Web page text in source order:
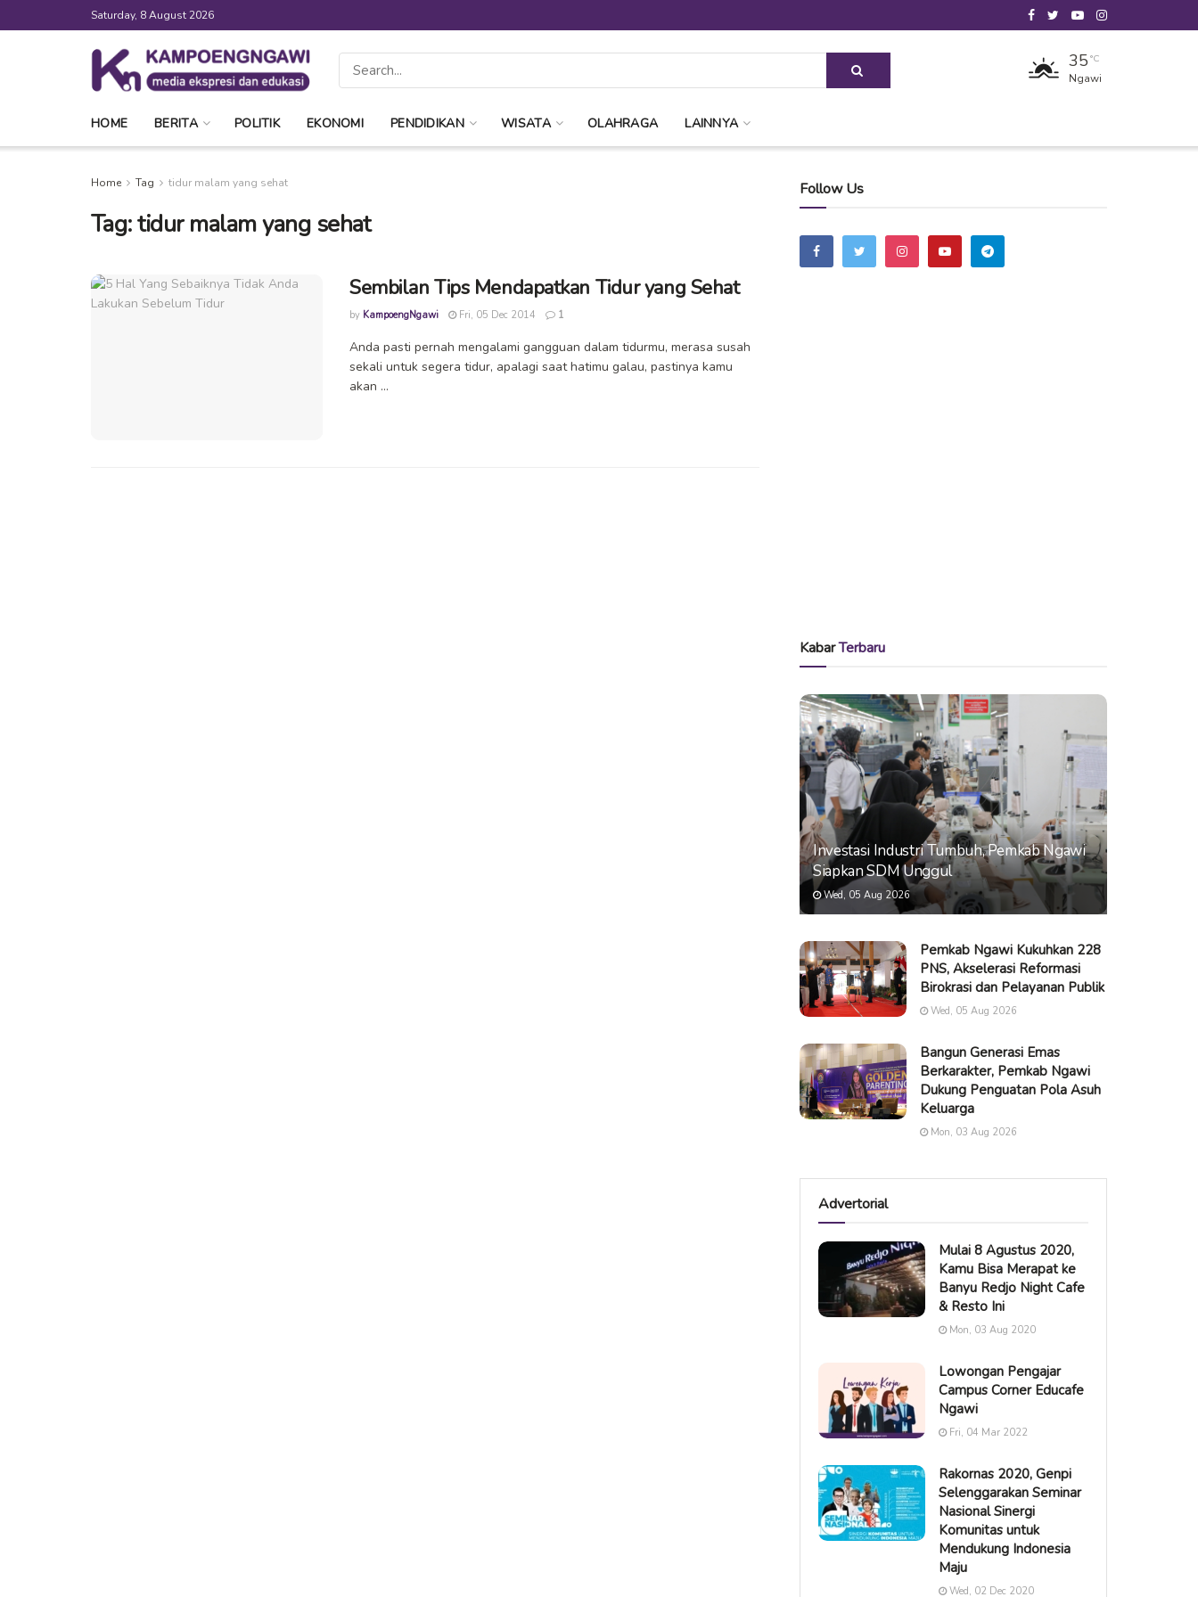
Saturday, 8 August 2026
35 °C
Ngawi
HOME BERITA POLITIK EKONOMI PENDIDIKAN WISATA OLAHRAGA LAINNYA
Home Tag tidur malam yang sehat
Tag:tidur malam yang sehat
Sembilan Tips Mendapatkan Tidur yang Sehat
by KampoengNgawi Fri, 05 Dec 2014 1
Anda pasti pernah mengalami gangguan dalam tidurmu, merasa susah
sekali untuk segera tidur, apalagi saat hatimu galau, pastinya kamu
akan ...
Follow Us
KabarTerbaru
Investasi Industri Tumbuh, Pemkab Ngawi
Siapkan SDM Unggul
Wed, 05 Aug 2026
Pemkab Ngawi Kukuhkan 228
PNS, Akselerasi Reformasi
Birokrasi dan Pelayanan Publik
Wed, 05 Aug 2026
Bangun Generasi Emas
Berkarakter, Pemkab Ngawi
Dukung Penguatan Pola Asuh
Keluarga
Mon, 03 Aug 2026
Advertorial
Mulai 8 Agustus 2020,
Kamu Bisa Merapat ke
Banyu Redjo Night Cafe
& Resto Ini
Mon, 03 Aug 2020
Lowongan Pengajar
Campus Corner Educafe
Ngawi
Fri, 04 Mar 2022
Rakornas 2020, Genpi
Selenggarakan Seminar
Nasional Sinergi
Komunitas untuk
Mendukung Indonesia
Maju
Wed, 02 Dec 2020